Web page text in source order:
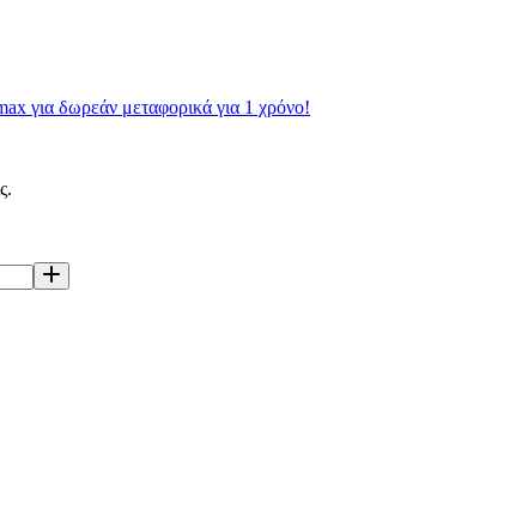
για δωρεάν μεταφορικά για 1 χρόνο!